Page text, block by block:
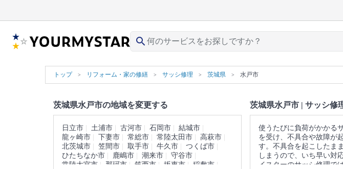
search
トップ リフォーム・家の修繕 サッシ修理 茨城県 水戸市
茨城県水戸市の地域を変更する
日立市 土浦市 古河市 石岡市
結城市
龍ヶ崎市
下妻市 常総市 常陸太田市
高萩市
北茨城市
笠間市 取手市 牛久市
つくば市
ひたちなか市
鹿嶋市 潮来市
守谷市
常陸大宮市
那珂市 筑西市 坂東市
稲敷市
茨城県水戸市 | サッシ修
使うたびに負荷がかかる
を受け、不具合や故障が
す。不具合を起こしたま
しまうので、いち早い対
イスターのサッシ修理で